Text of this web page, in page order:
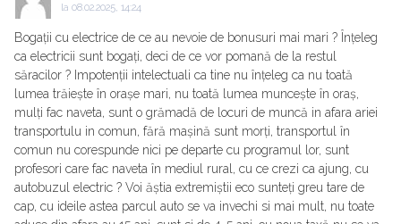
la 08.02.2025, 14:24
Bogații cu electrice de ce au nevoie de bonusuri mai mari ? Înțeleg
ca electricii sunt bogați, deci de ce vor pomană de la restul
săracilor ? Impotenții intelectuali ca tine nu înțeleg ca nu toată
lumea trăiește în orașe mari, nu toată lumea muncește în oraș,
mulți fac naveta, sunt o grămadă de locuri de muncă in afara ariei
transportulu in comun, fără mașină sunt morți, transportul în
comun nu corespunde nici pe departe cu programul lor, sunt
profesori care fac naveta în mediul rural, cu ce crezi ca ajung, cu
autobuzul electric ? Voi ăștia extremiștii eco sunteți greu tare de
cap, cu ideile astea parcul auto se va invechi si mai mult, nu toate